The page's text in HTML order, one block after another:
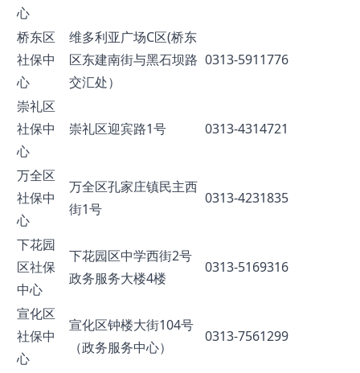
心
桥东区
社保中
心
维多利亚广场C区(桥东
区东建南街与黑石坝路
交汇处）
0313-5911776
崇礼区
社保中
心
崇礼区迎宾路1号 0313-4314721
万全区
社保中
心
万全区孔家庄镇民主西
街1号
0313-4231835
下花园
区社保
中心
下花园区中学西街2号
政务服务大楼4楼
0313-5169316
宣化区
社保中
心
宣化区钟楼大街104号
（政务服务中心）
0313-7561299